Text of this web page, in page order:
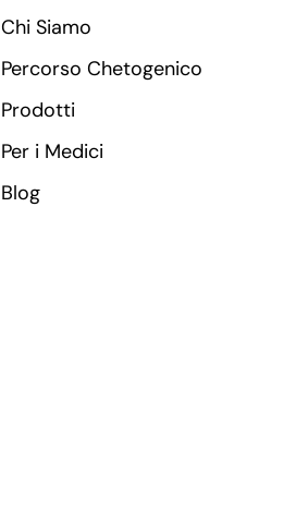
Chi Siamo
Percorso Chetogenico
Prodotti
Per i Medici
Blog